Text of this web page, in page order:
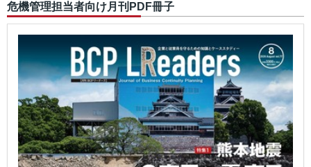
危機管理担当者向け月刊PDF冊子